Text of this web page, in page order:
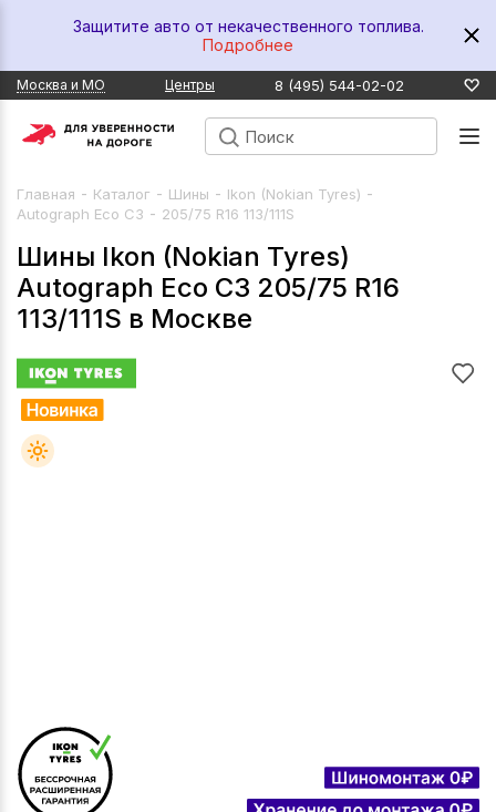
Защитите авто от некачественного топлива.
Подробнее
Москва и МО Центры 8 (495) 544-02-02
Главная - Каталог - Шины - Ikon (Nokian Tyres) -
Autograph Eco C3 - 205/75 R16 113/111S
Шины Ikon (Nokian Tyres)
Autograph Eco C3 205/75 R16
113/111S в Москве